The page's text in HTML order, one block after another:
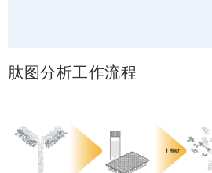
肽图分析工作流程